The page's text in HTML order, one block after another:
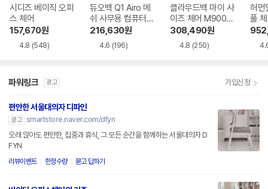
시디즈 베이직 오피
스 체어
157,670원
4.8 (548)
듀오백 Q1 Airo 메
쉬 사무용 컴퓨터
책상 의자
216,630원
4.6 (196)
클라우드백 마이 사
이즈 체어 M900M
Q 2.0 게이밍 의자
308,490원
4.8 (250)
허먼
풀
레스
파워링크 광고 가입신청
편안한 서울대의자 디파인
광고 smartstore.naver.com/dfyn
오래 앉아도 편안한, 집중과 휴식, 그 모든 순간을 함께하는 서울대의자 D
FYN
리뷰이벤트 한정수량 묻고 답하기